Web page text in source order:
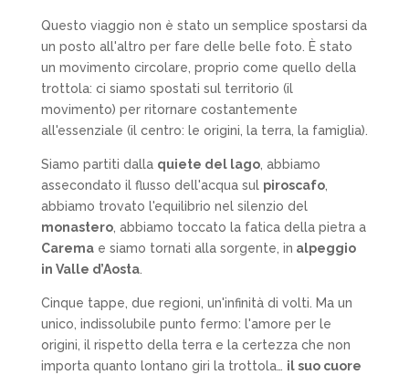
Questo viaggio non è stato un semplice spostarsi da
un posto all'altro per fare delle belle foto. È stato
un movimento circolare, proprio come quello della
trottola: ci siamo spostati sul territorio (il
movimento) per ritornare costantemente
all'essenziale (il centro: le origini, la terra, la famiglia).
Siamo partiti dalla quiete del lago, abbiamo
assecondato il flusso dell'acqua sul piroscafo,
abbiamo trovato l'equilibrio nel silenzio del
monastero, abbiamo toccato la fatica della pietra a
Caremae siamo tornati alla sorgente, in alpeggio
in Valle d’Aosta.
Cinque tappe, due regioni, un'infinità di volti. Ma un
unico, indissolubile punto fermo: l'amore per le
origini, il rispetto della terra e la certezza che non
importa quanto lontano giri la trottola… il suo cuore